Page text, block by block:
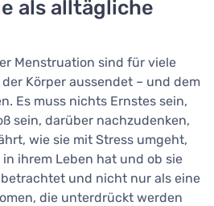
als alltägliche
Menstruation sind für viele
Körper aussendet – und dem
Es muss nichts Ernstes sein,
sein, darüber nachzudenken,
wie sie mit Stress umgeht,
ihrem Leben hat und ob sie
und nicht nur als eine
die unterdrückt werden